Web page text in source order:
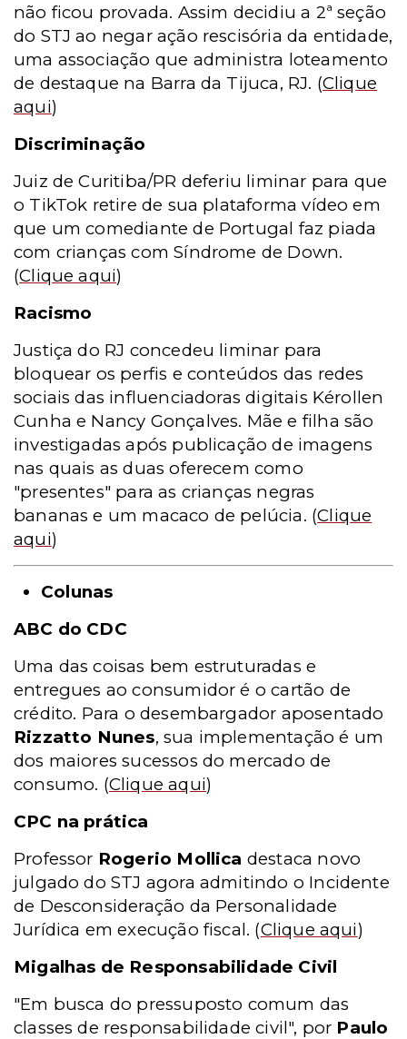
não ficou provada. Assim decidiu a 2ª seção
do STJ ao negar ação rescisória da entidade,
uma associação que administra loteamento
de destaque na Barra da Tijuca, RJ. (Clique
aqui)
Discriminação
Juiz de Curitiba/PR deferiu liminar para que
o TikTok retire de sua plataforma vídeo em
que um comediante de Portugal faz piada
com crianças com Síndrome de Down.
(Clique aqui)
Racismo
Justiça do RJ concedeu liminar para
bloquear os perfis e conteúdos das redes
sociais das influenciadoras digitais Kérollen
Cunha e Nancy Gonçalves. Mãe e filha são
investigadas após publicação de imagens
nas quais as duas oferecem como
"presentes" para as crianças negras
bananas e um macaco de pelúcia. (Clique
aqui)
Colunas
ABC do CDC
Uma das coisas bem estruturadas e
entregues ao consumidor é o cartão de
crédito. Para o desembargador aposentado
Rizzatto Nunes, sua implementação é um
dos maiores sucessos do mercado de
consumo. (Clique aqui)
CPC na prática
Professor Rogerio Mollica destaca novo
julgado do STJ agora admitindo o Incidente
de Desconsideração da Personalidade
Jurídica em execução fiscal. (Clique aqui)
Migalhas de Responsabilidade Civil
"Em busca do pressuposto comum das
classes de responsabilidade civil", por Paulo